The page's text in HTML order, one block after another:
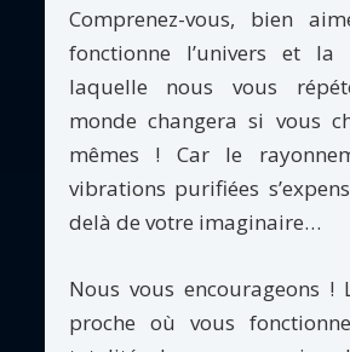
Comprenez-vous, bien
fonctionne l’univers et
laquelle nous vous
monde changera si vous
mêmes ! Car le
vibrations purifiées
delà de votre imaginaire…
Nous vous encourageons !
proche où vous